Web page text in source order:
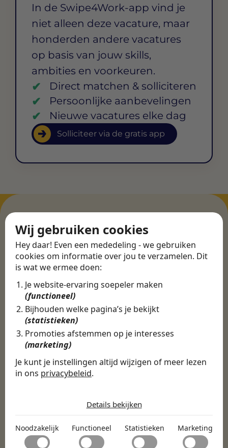
Wij gebruiken cookies
Hey daar! Even een mededeling - we gebruiken
cookies om informatie over jou te verzamelen. Dit
is wat we ermee doen:
Je website-ervaring soepeler maken
(functioneel)
Bijhouden welke pagina’s je bekijkt
(statistieken)
Promoties afstemmen op je interesses
(marketing)
Je kunt je instellingen altijd wijzigen of meer lezen
in ons privacybeleid.
Noodzakelijk
Noodzakelijke cookies helpen een website bruikbaar te
maken door basisfuncties zoals paginanavigatie en
Functioneel
Details bekijken
Noodzakelijk Functioneel Statistieken Marketing
In de Swipe4Work-app vind je
niet alleen deze vacature, maar
honderden andere vacatures
op basis van jouw skills,
ambities en voorkeuren.
Direct matchen & solliciteren
Persoonlijke aanbevelingen
Nieuwe vacatures elke dag
Solliciteer via de gratis app
ERVARINGEN
Martijn vond een
nieuwe baan bij
CBEE
Door Swipe4Work heb ik op een hele
makkelijke, laagdrempelige manier eigenlijk
een hele leuke nieuwe baan gevonden. Met heel
veel nieuwe uitdagingen!
Martijn